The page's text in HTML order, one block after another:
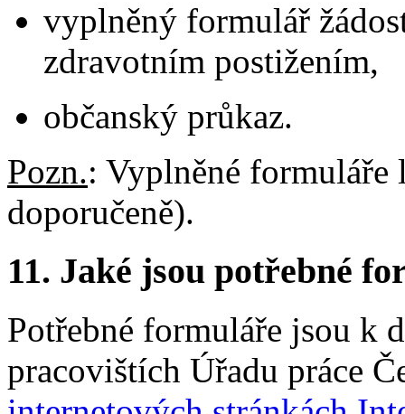
vyplněný formulář
zdravotním postižením,
občanský průkaz.
Pozn.: Vyplněné formuláře
doporučeně).
11. Jaké jsou potřebné
Potřebné formuláře jsou k
pracovištích Úřadu práce